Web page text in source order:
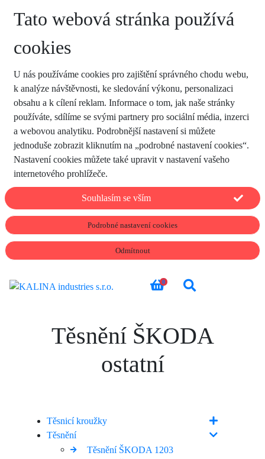
Tato webová stránka používá
cookies
U nás používáme cookies pro zajištění správného chodu webu,
k analýze návštěvnosti, ke sledování výkonu, personalizaci
obsahu a k cílení reklam. Informace o tom, jak naše stránky
používáte, sdílíme se svými partnery pro sociální média, inzerci
a webovou analytiku. Podrobnější nastavení si můžete
jednoduše zobrazit kliknutím na „podrobné nastavení cookies“.
Nastavení cookies můžete také upravit v nastavení vašeho
internetového prohlížeče.
Souhlasím se vším
Podrobné nastavení cookies
Odmítnout
0
Těsnění ŠKODA
ostatní
Těsnicí kroužky
Těsnění
Těsnění ŠKODA 1203